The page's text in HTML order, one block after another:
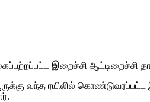
இறைச்சி
வந்த ரயிலில் கொண்டுவரப்பட்ட